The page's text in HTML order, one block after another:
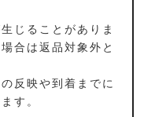
じることがありま
合は返品対象外と
反映や到着までに
す。